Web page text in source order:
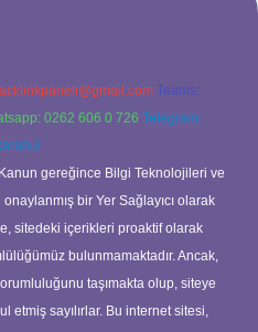
Teams:
0262 606 0 726 Telegram:
gereğince Bilgi Teknolojileri ve
bir Yer Sağlayıcı olarak
sitedeki içerikleri proaktif olarak
bulunmamaktadır. Ancak,
taşımakta olup, siteye
etmiş sayılırlar. Bu internet sitesi,